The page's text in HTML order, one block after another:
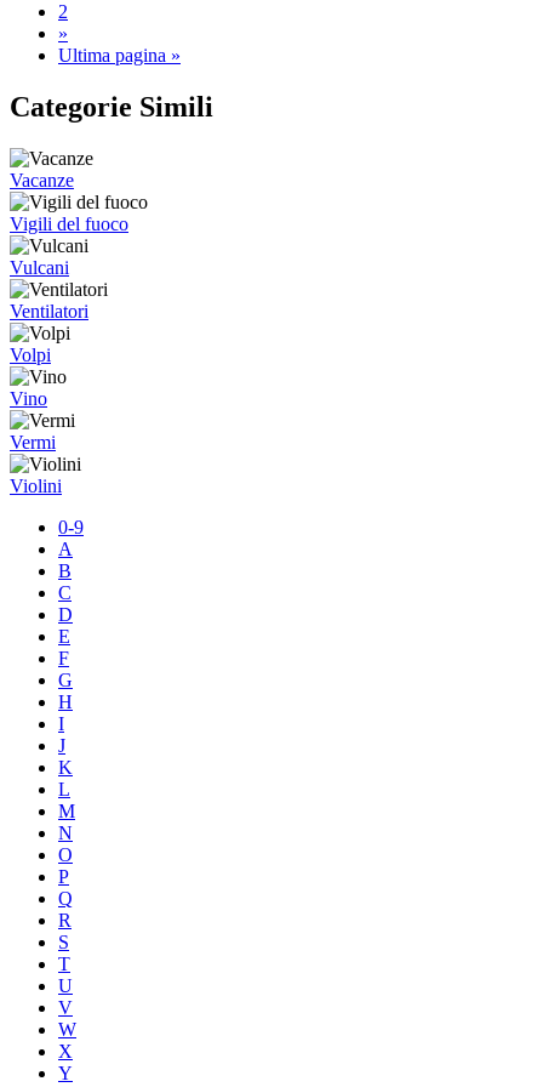
2
»
Ultima pagina »
Categorie Simili
Vacanze
Vigili del fuoco
Vulcani
Ventilatori
Volpi
Vino
Vermi
Violini
0-9
A
B
C
D
E
F
G
H
I
J
K
L
M
N
O
P
Q
R
S
T
U
V
W
X
Y